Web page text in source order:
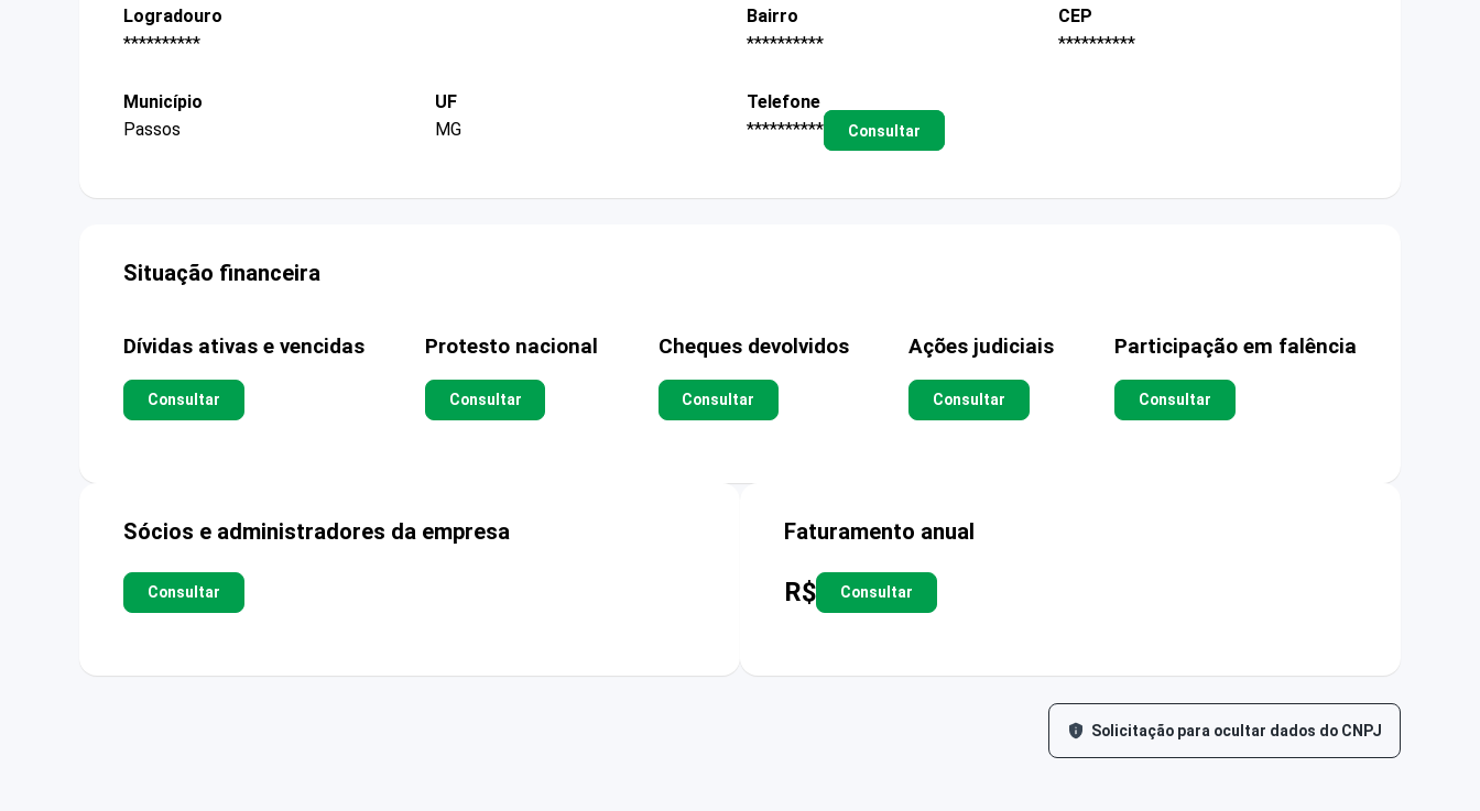
Logradouro
**********
Bairro
**********
CEP
**********
Município
Passos
UF
MG
Telefone
**********
Consultar
Situação financeira
Dívidas ativas e vencidas
Consultar
Protesto nacional
Consultar
Cheques devolvidos
Consultar
Ações judiciais
Consultar
Participação em falência
Consultar
Sócios e administradores da empresa
Consultar
Faturamento anual
R$ Consultar
Solicitação para ocultar dados do CNPJ